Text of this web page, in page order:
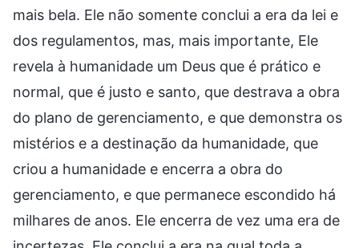
mais bela. Ele não somente conclui a era da lei e
dos regulamentos, mas, mais importante, Ele
revela à humanidade um Deus que é prático e
normal, que é justo e santo, que destrava a obra
do plano de gerenciamento, e que demonstra os
mistérios e a destinação da humanidade, que
criou a humanidade e encerra a obra do
gerenciamento, e que permanece escondido há
milhares de anos. Ele encerra de vez uma era de